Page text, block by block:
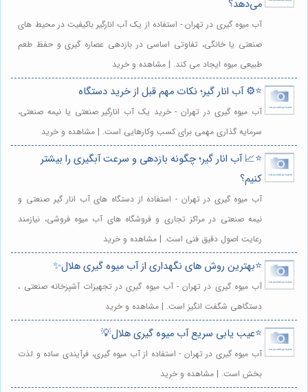
می‌دهد؟
آب میوه گیری در تهران - استفاده از یک آب انارگیر باکیفیت در محیط های
صنعتی یا خانگی، تفاوتی اساسی در بازدهی عصاره گیری و حفظ طعم
طبیعی میوه ایجاد می کند. | مشاهده و خرید
⭐️⚙️ آب انار گیر؛ نکات مهم قبل از خرید دستگاه
آب میوه گیری در تهران - خرید یک آب انارگیر صنعتی یا نیمه صنعتی،
سرمایه گذاری مهمی برای کسب وکارهایی است. | مشاهده و خرید
⭐️📈 آب انار گیر؛ چگونه بازدهی و سرعت آبگیری را بیشتر
کنیم؟
آب میوه گیری در تهران - استفاده از دستگاه های آب انار گیر صنعتی و
نیمه صنعتی در مراکز تجاری و فروشگاه های آب میوه فروشی، نیازمند
رعایت اصول دقیق فنی است. | مشاهده و خرید
⭐️بهترین روش های نگهداری از آب میوه گیری هلال✨
آب میوه گیری در تهران - آب میوه گیری در تجهیزات آشپزخانه صنعتی ،
دستگاهی شگفت انگیز است. | مشاهده و خرید
⭐️عیب یابی سریع آب میوه گیری هلال💡
آب میوه گیری در تهران - استفاده از آب میوه گیری، فرآیندی ساده و لذت
بخش است. | مشاهده و خرید